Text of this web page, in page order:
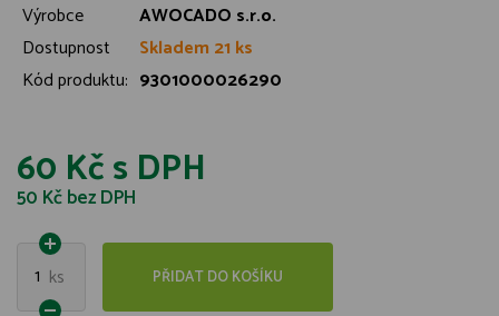
Výrobce
AWOCADO s.r.o.
Dostupnost
Skladem 21 ks
Kód produktu: 9301000026290
60 Kčs DPH
50 Kčbez DPH
1 ks PŘIDAT DO KOŠÍKU